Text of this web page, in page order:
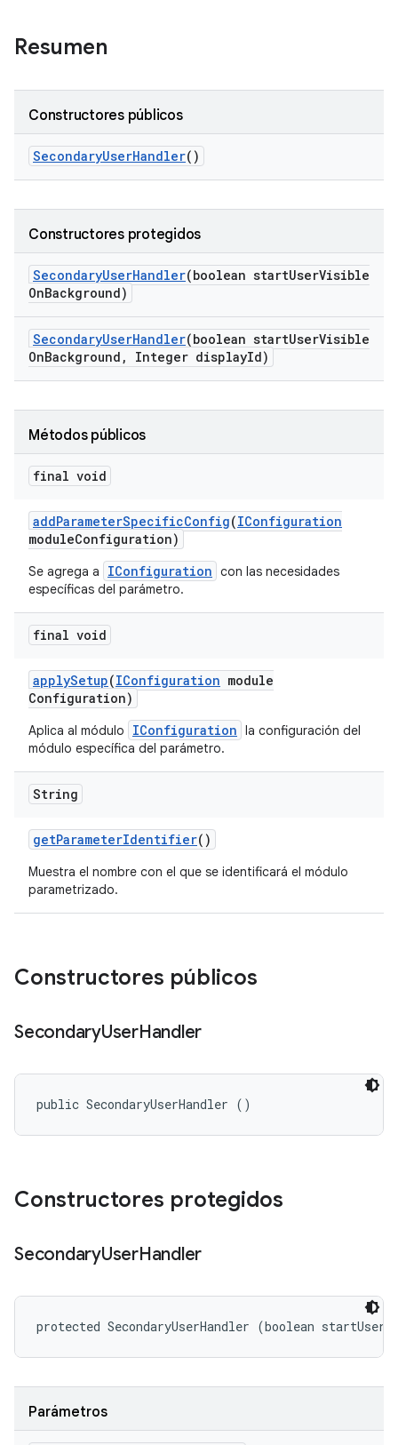
Resumen
Constructores públicos
SecondaryUserHandler()
Constructores protegidos
SecondaryUserHandler(boolean startUserVisible
OnBackground)
SecondaryUserHandler(boolean startUserVisible
OnBackground , Integer displayId)
Métodos públicos
final void
addParameterSpecificConfig(IConfiguration
moduleConfiguration)
Se agrega a IConfiguration con las necesidades
específicas del parámetro.
final void
applySetup(IConfiguration module
Configuration)
Aplica al módulo IConfiguration la configuración del
módulo específica del parámetro.
String
getParameterIdentifier()
Muestra el nombre con el que se identificará el módulo
parametrizado.
Constructores públicos
SecondaryUserHandler
public SecondaryUserHandler ()
Constructores protegidos
SecondaryUserHandler
protected SecondaryUserHandler (boolean
Parámetros